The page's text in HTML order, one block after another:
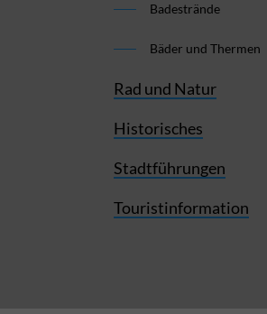
Badestrände
Bäder und Thermen
Rad und Natur
Historisches
Stadtführungen
Touristinformation